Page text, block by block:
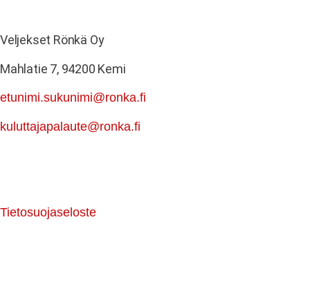
Veljekset Rönkä Oy
Mahlatie 7, 94200 Kemi
etunimi.sukunimi@ronka.fi
kuluttajapalaute@ronka.fi
Tietosuojaseloste